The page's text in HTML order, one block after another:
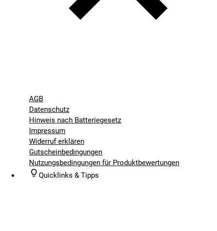
AGB
Datenschutz
Hinweis nach Batteriegesetz
Impressum
Widerruf erklären
Gutscheinbedingungen
Nutzungsbedingungen für Produktbewertungen
Quicklinks & Tipps